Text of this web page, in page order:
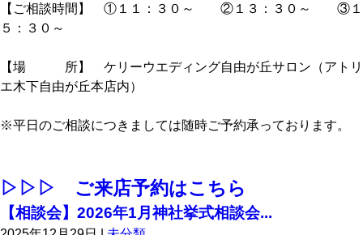
【ご相談時間】 ①１１：３０～ ②１３：３０～ ③１
５：３０～
【場 所】 ケリーウエディング自由が丘サロン（アトリ
エ木下自由が丘本店内）
※平日のご相談につきましては随時ご予約承っております。
▷▷▷ ご来店予約はこちら
【相談会】2026年1月神社挙式相談会...